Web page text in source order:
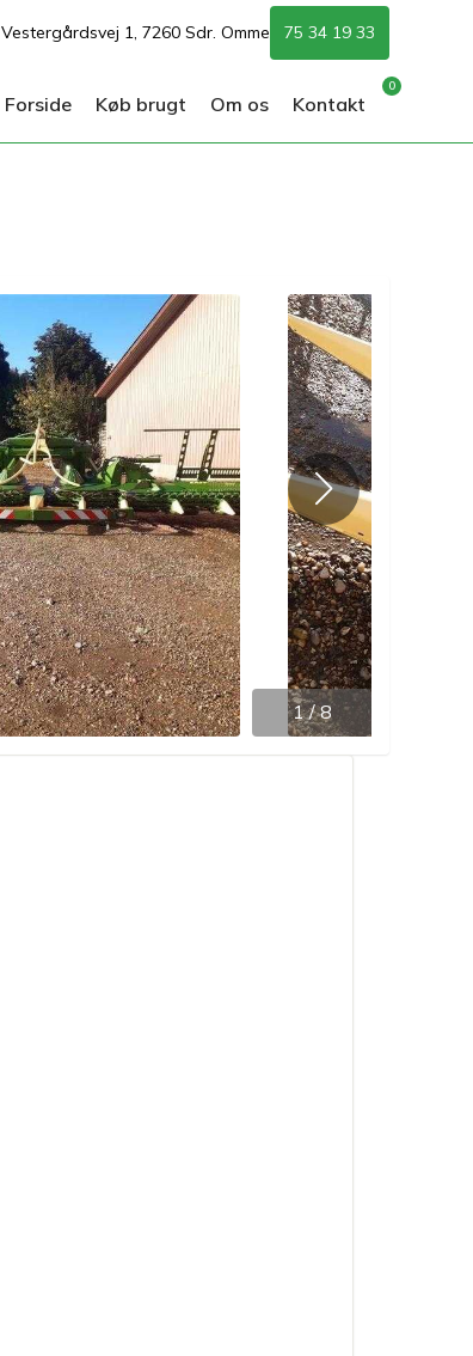
Vestergårdsvej 1, 7260 Sdr. Omme 75 34 19 33
Forside Køb brugt Om os Kontakt
0
1/8